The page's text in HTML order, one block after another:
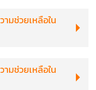
มช่วยเหลือใน
. มช่วยเหลือใน